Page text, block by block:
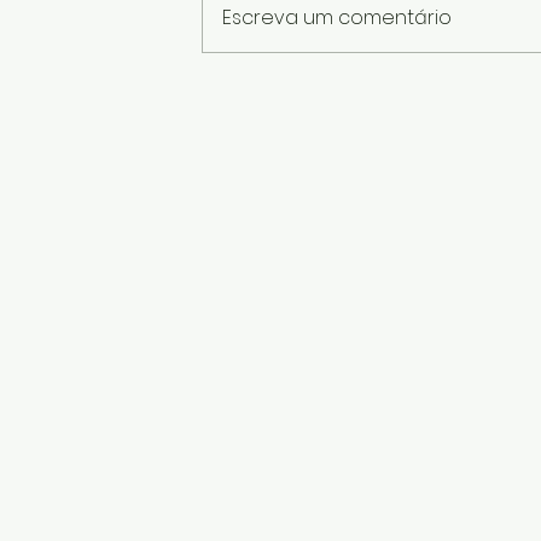
Escreva um comentário